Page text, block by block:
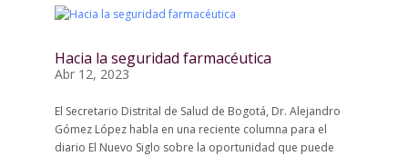
Hacia la seguridad farmacéutica
Abr 12, 2023
El Secretario Distrital de Salud de Bogotá, Dr. Alejandro
Gómez López habla en una reciente columna para el
diario El Nuevo Siglo sobre la oportunidad que puede